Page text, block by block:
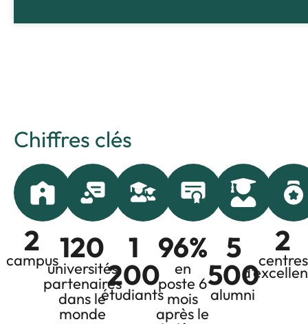
Chiffres clés
campus
2
universités
partenaires
dans le
monde
120
étudiants
1
200
en
poste 6
mois
après le
96%
alumni
5
500centres
2